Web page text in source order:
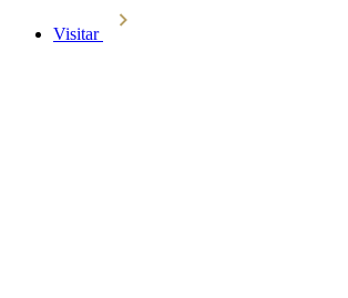
Visitar